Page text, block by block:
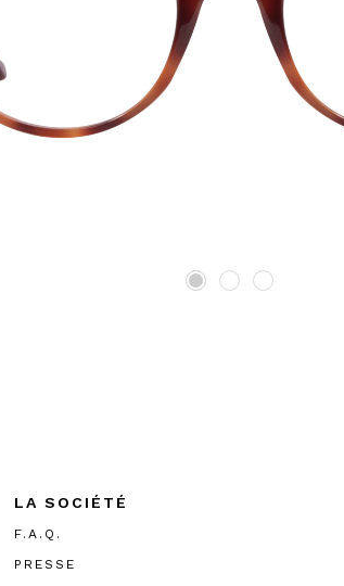
LA SOCIÉTÉ
F.A.Q.
PRESSE